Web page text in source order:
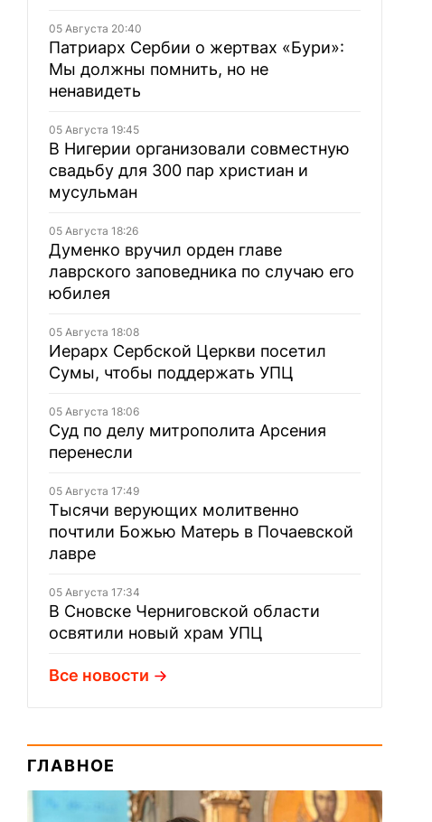
05 Августа 20:40
Патриарх Сербии о жертвах «Бури»:
Мы должны помнить, но не
ненавидеть
05 Августа 19:45
В Нигерии организовали совместную
свадьбу для 300 пар христиан и
мусульман
05 Августа 18:26
Думенко вручил орден главе
лаврского заповедника по случаю его
юбилея
05 Августа 18:08
Иерарх Сербской Церкви посетил
Сумы, чтобы поддержать УПЦ
05 Августа 18:06
Суд по делу митрополита Арсения
перенесли
05 Августа 17:49
Тысячи верующих молитвенно
почтили Божью Матерь в Почаевской
лавре
05 Августа 17:34
В Сновске Черниговской области
освятили новый храм УПЦ
Все новости
ГЛАВНОЕ